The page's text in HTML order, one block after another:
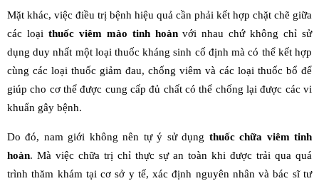
Mặt khác, việc điều trị bệnh hiệu quả cần phải kết hợp chặt chẽ giữa
các loại thuốc viêm mào tinh hoànvới nhau chứ không chỉ sử
dụng duy nhất một loại thuốc kháng sinh cố định mà có thể kết hợp
cùng các loại thuốc giảm đau, chống viêm và các loại thuốc bổ để
giúp cho cơ thể được cung cấp đủ chất có thể chống lại được các vi
khuẩn gây bệnh.
Do đó, nam giới không nên tự ý sử dụng thuốc chữa viêm tinh
hoàn. Mà việc chữa trị chỉ thực sự an toàn khi được trải qua quá
trình thăm khám tại cơ sở y tế, xác định nguyên nhân và bác sĩ tư